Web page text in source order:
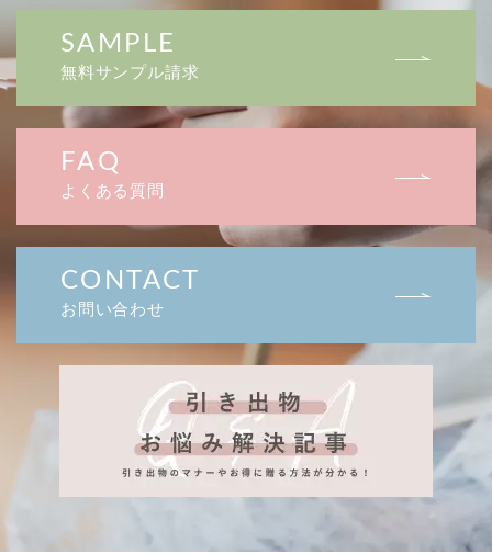
SAMPLE
無料サンプル請求
FAQ
よくある質問
CONTACT
お問い合わせ